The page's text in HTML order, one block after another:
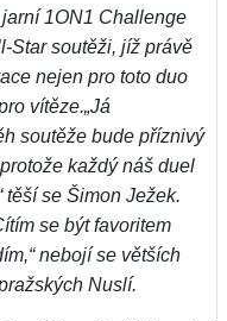
1ON1 Challenge
Star soutěži, jíž právě
nejen pro toto duo
vítěze.„Já
soutěže bude příznivý
každý náš duel
těší se Šimon Ježek.
se být favoritem
nebojí se větších
Nuslí.